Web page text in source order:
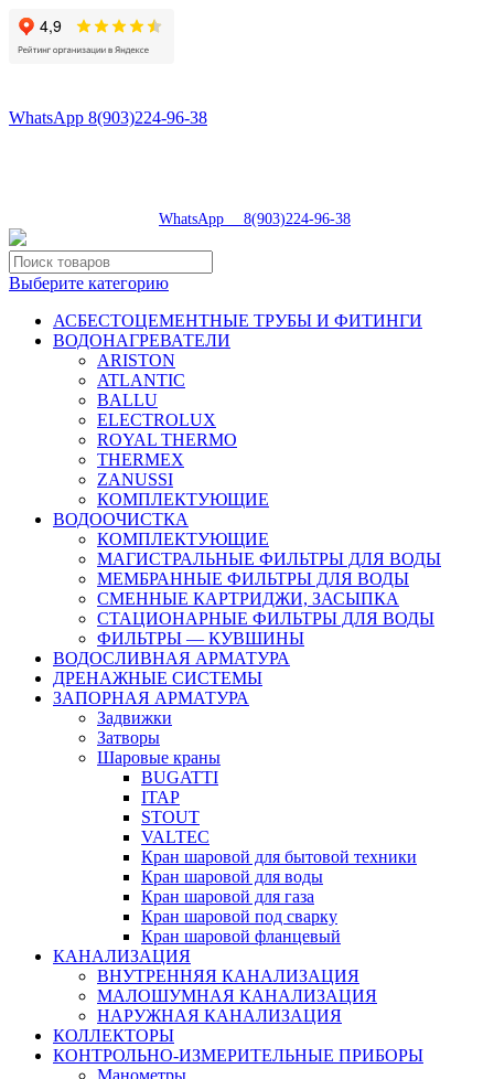
WhatsApp 8(903)224-96-38
WhatsApp 8(903)224-96-38
Выберите категорию
АСБЕСТОЦЕМЕНТНЫЕ ТРУБЫ И ФИТИНГИ
ВОДОНАГРЕВАТЕЛИ
ARISTON
ATLANTIC
BALLU
ELECTROLUX
ROYAL THERMO
THERMEX
ZANUSSI
КОМПЛЕКТУЮЩИЕ
ВОДООЧИСТКА
КОМПЛЕКТУЮЩИЕ
МАГИСТРАЛЬНЫЕ ФИЛЬТРЫ ДЛЯ ВОДЫ
МЕМБРАННЫЕ ФИЛЬТРЫ ДЛЯ ВОДЫ
СМЕННЫЕ КАРТРИДЖИ, ЗАСЫПКА
СТАЦИОНАРНЫЕ ФИЛЬТРЫ ДЛЯ ВОДЫ
ФИЛЬТРЫ — КУВШИНЫ
ВОДОСЛИВНАЯ АРМАТУРА
ДРЕНАЖНЫЕ СИСТЕМЫ
ЗАПОРНАЯ АРМАТУРА
Задвижки
Затворы
Шаровые краны
BUGATTI
ITAP
STOUT
VALTEC
Кран шаровой для бытовой техники
Кран шаровой для воды
Кран шаровой для газа
Кран шаровой под сварку
Кран шаровой фланцевый
КАНАЛИЗАЦИЯ
ВНУТРЕННЯЯ КАНАЛИЗАЦИЯ
МАЛОШУМНАЯ КАНАЛИЗАЦИЯ
НАРУЖНАЯ КАНАЛИЗАЦИЯ
КОЛЛЕКТОРЫ
КОНТРОЛЬНО-ИЗМЕРИТЕЛЬНЫЕ ПРИБОРЫ
Манометры